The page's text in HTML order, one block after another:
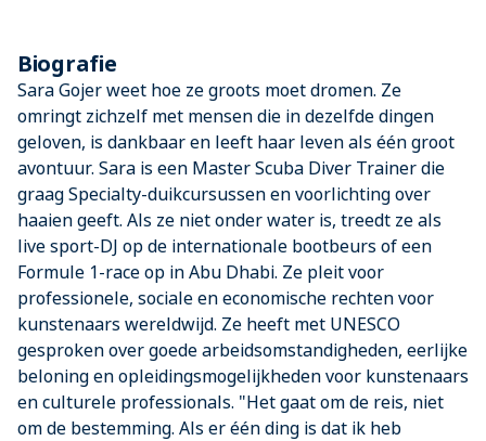
Biografie
Sara Gojer weet hoe ze groots moet dromen. Ze
omringt zichzelf met mensen die in dezelfde dingen
geloven, is dankbaar en leeft haar leven als één groot
avontuur. Sara is een Master Scuba Diver Trainer die
graag Specialty-duikcursussen en voorlichting over
haaien geeft. Als ze niet onder water is, treedt ze als
live sport-DJ op de internationale bootbeurs of een
Formule 1-race op in Abu Dhabi. Ze pleit voor
professionele, sociale en economische rechten voor
kunstenaars wereldwijd. Ze heeft met UNESCO
gesproken over goede arbeidsomstandigheden, eerlijke
beloning en opleidingsmogelijkheden voor kunstenaars
en culturele professionals. "Het gaat om de reis, niet
om de bestemming. Als er één ding is dat ik heb